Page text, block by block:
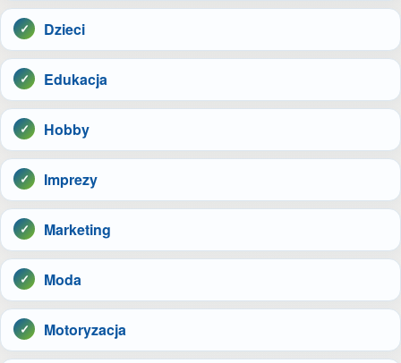
Dzieci
Edukacja
Hobby
Imprezy
Marketing
Moda
Motoryzacja